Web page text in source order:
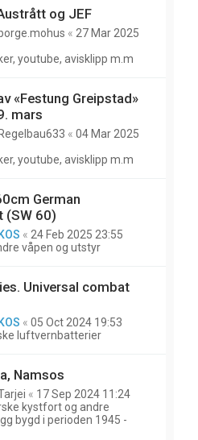
og JEF
borge.mohus « 27 Mar 2025
youtube, avisklipp m.m
«Festung Greipstad»
mars
Regelbau633 « 04 Mar 2025
youtube, avisklipp m.m
German
(SW 60)
KOS « 24 Feb 2025 23:55
våpen og utstyr
Universal combat
KOS « 05 Oct 2024 19:53
luftvernbatterier
Namsos
« 17 Sep 2024 11:24
kystfort og andre
bygd i perioden 1945 -